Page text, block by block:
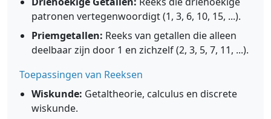
patronen vertegenwoordigt (1, 3, 6, 10, 15, ...).
Priemgetallen: Reeks van getallen die alleen
deelbaar zijn door 1 en zichzelf (2, 3, 5, 7, 11, ...).
Toepassingen van Reeksen
Wiskunde: Getaltheorie, calculus en discrete
wiskunde.